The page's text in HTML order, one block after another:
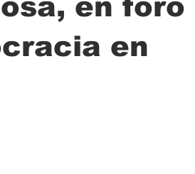
Municipal Actualidad
en foro
en